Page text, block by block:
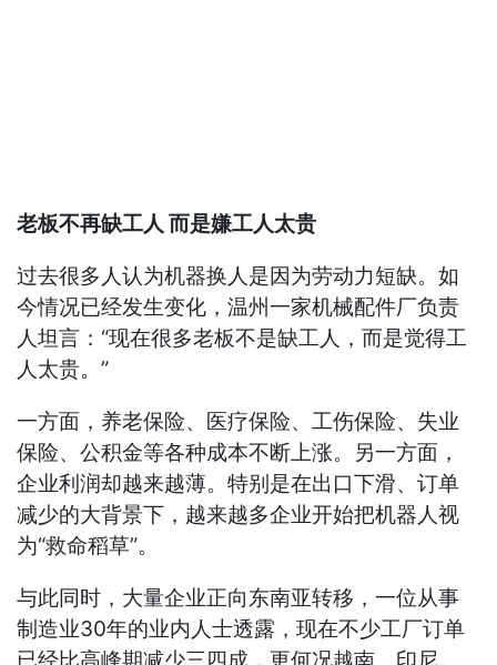
老板不再缺工人 而是嫌工人太贵
过去很多人认为机器换人是因为劳动力短缺。如
今情况已经发生变化，温州一家机械配件厂负责
人坦言：“现在很多老板不是缺工人，而是觉得工
人太贵。”
一方面，养老保险、医疗保险、工伤保险、失业
保险、公积金等各种成本不断上涨。另一方面，
企业利润却越来越薄。特别是在出口下滑、订单
减少的大背景下，越来越多企业开始把机器人视
为“救命稻草”。
与此同时，大量企业正向东南亚转移，一位从事
制造业30年的业内人士透露，现在不少工厂订单